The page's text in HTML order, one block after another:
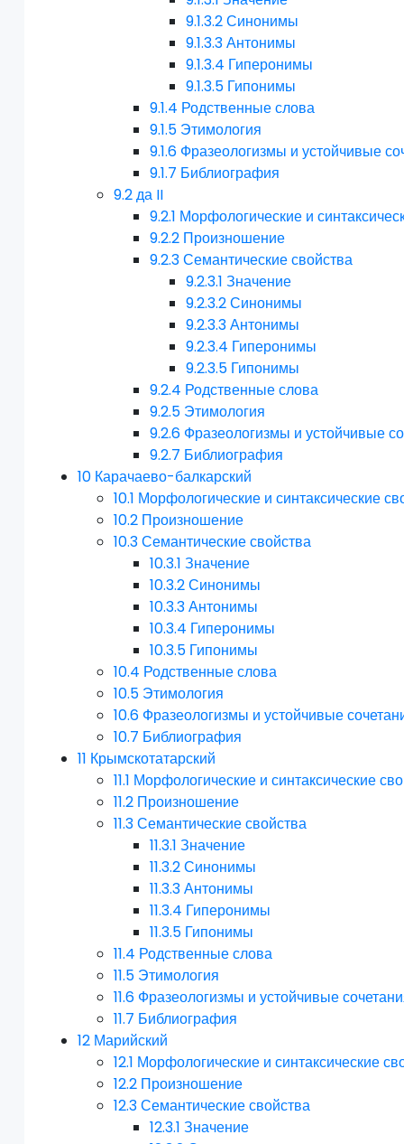
9.1.3.2Синонимы
9.1.3.3Антонимы
9.1.3.4 Гиперонимы
9.1.3.5 Гипонимы
9.1.4 Родственные слова
9.1.5 Этимология
9.1.6 Фразеологизмы и устойчивые
9.1.7 Библиография
9.2да II
9.2.1 Морфологические и
9.2.2 Произношение
9.2.3Семантические свойства
9.2.3.1 Значение
9.2.3.2Синонимы
9.2.3.3Антонимы
9.2.3.4 Гиперонимы
9.2.3.5 Гипонимы
9.2.4 Родственные слова
9.2.5 Этимология
9.2.6 Фразеологизмы и устойчивые
9.2.7 Библиография
10 Карачаево-балкарский
10.1 Морфологические и синтаксические
10.2 Произношение
10.3Семантические свойства
10.3.1 Значение
10.3.2Синонимы
10.3.3Антонимы
10.3.4 Гиперонимы
10.3.5 Гипонимы
10.4 Родственные слова
10.5 Этимология
10.6 Фразеологизмы и устойчивые
10.7 Библиография
11 Крымскотатарский
11.1 Морфологические и синтаксические
11.2 Произношение
11.3Семантические свойства
11.3.1 Значение
11.3.2Синонимы
11.3.3Антонимы
11.3.4 Гиперонимы
11.3.5 Гипонимы
11.4 Родственные слова
11.5 Этимология
11.6 Фразеологизмы и устойчивые
11.7 Библиография
12 Марийский
12.1 Морфологические и синтаксические
12.2 Произношение
12.3Семантические свойства
12.3.1 Значение